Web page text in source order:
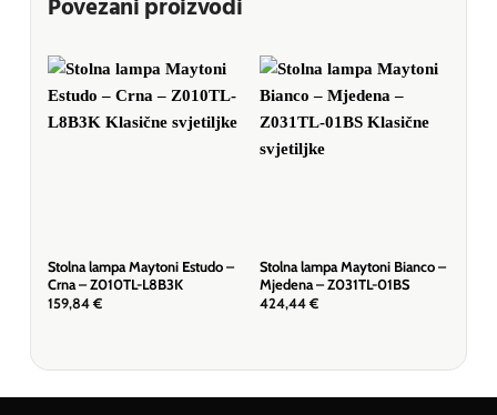
Povezani proizvodi
Stolna lampa Maytoni Estudo –
Crna – Z010TL-L8B3K
159,84 €
Stolna lampa Maytoni Bianco –
Mjedena – Z031TL-01BS
424,44 €